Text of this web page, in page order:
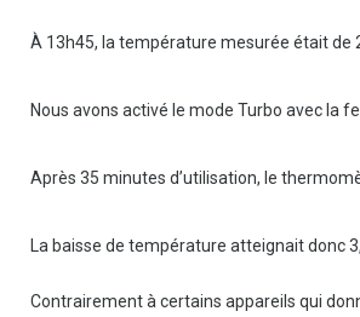
À 13h45, la température mesurée était de
Nous avons activé le mode Turbo avec la
Après 35 minutes d’utilisation, le
La baisse de température atteignait donc
Contrairement à certains appareils qui